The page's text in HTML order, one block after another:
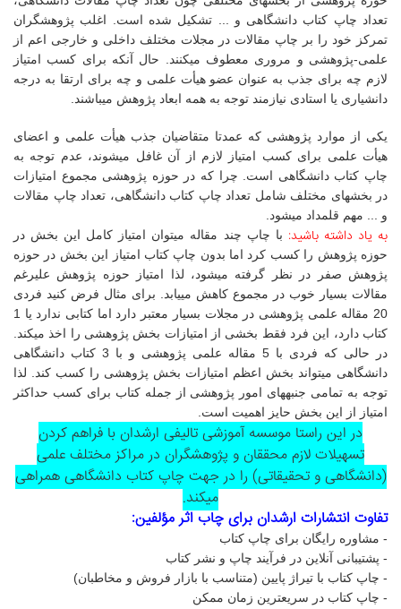
تعداد چاپ کتاب دانشگاهی و ... تشکیل شده است. اغلب پژوهشگران
تمرکز خود را بر چاپ مقالات در مجلات مختلف داخلی و خارجی اعم از
علمی-پژوهشی و مروری معطوف میکنند. حال آنکه برای کسب امتیاز
لازم چه برای جذب به عنوان عضو هیأت علمی و چه برای ارتقا به درجه
دانشیاری یا استادی نیازمند توجه به همه ابعاد پژوهش میباشند.
یکی از موارد پژوهشی که عمدتا متقاضیان جذب هیأت علمی و اعضای
هیأت علمی برای کسب امتیاز لازم از آن غافل میشوند، عدم توجه به
چاپ کتاب دانشگاهی است. چرا که در حوزه پژوهشی مجموع امتیازات
در بخشهای مختلف شامل تعداد چاپ کتاب دانشگاهی، تعداد چاپ مقالات
و ... مهم قلمداد میشود.
به یاد داشته باشید: با چاپ چند مقاله میتوان امتیاز کامل این بخش در
حوزه پژوهش را کسب کرد اما بدون چاپ کتاب امتیاز این بخش در حوزه
پژوهش صفر در نظر گرفته میشود، لذا امتیاز حوزه پژوهش علیرغم
مقالات بسیار خوب در مجموع کاهش مییابد. برای مثال فرض کنید فردی
20 مقاله علمی پژوهشی در مجلات بسیار معتبر دارد اما کتابی ندارد یا 1
کتاب دارد، این فرد فقط بخشی از امتیازات بخش پژوهشی را اخذ میکند.
در حالی که فردی با 5 مقاله علمی پژوهشی و با 3 کتاب دانشگاهی
دانشگاهی میتواند بخش اعظم امتیازات بخش پژوهشی را کسب کند. لذا
توجه به تمامی جنبههای امور پژوهشی از جمله کتاب برای کسب حداکثر
امتیاز از این بخش حایز اهمیت است.
در این راستا موسسه آموزشی تالیفی ارشدان با فراهم کردن
تسهیلات لازم محققان و پژوهشگران در مراکز مختلف علمی
(دانشگاهی و تحقیقاتی) را در جهت چاپ کتاب دانشگاهی همراهی
میکند.
تفاوت انتشارات ارشدان برای چاب اثر مؤلفین:
- مشاوره رایگان برای چاپ کتاب
- پشتیبانی آنلاین در فرآیند چاپ و نشر کتاب
- چاپ کتاب با تیراژ پایین (متناسب با بازار فروش و مخاطبان)
- چاپ کتاب در سریعترین زمان ممکن